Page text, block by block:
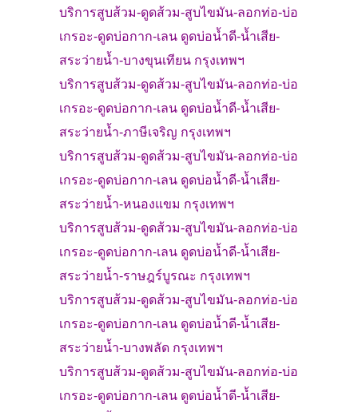
บริการสูบส้วม-ดูดส้วม-สูบไขมัน-ลอกท่อ-บ่อ
เกรอะ-ดูดบ่อกาก-เลน ดูดบ่อน้ำดี-น้ำเสีย-
สระว่ายน้ำ-บางขุนเทียน กรุงเทพฯ
บริการสูบส้วม-ดูดส้วม-สูบไขมัน-ลอกท่อ-บ่อ
เกรอะ-ดูดบ่อกาก-เลน ดูดบ่อน้ำดี-น้ำเสีย-
สระว่ายน้ำ-ภาษีเจริญ กรุงเทพฯ
บริการสูบส้วม-ดูดส้วม-สูบไขมัน-ลอกท่อ-บ่อ
เกรอะ-ดูดบ่อกาก-เลน ดูดบ่อน้ำดี-น้ำเสีย-
สระว่ายน้ำ-หนองแขม กรุงเทพฯ
บริการสูบส้วม-ดูดส้วม-สูบไขมัน-ลอกท่อ-บ่อ
เกรอะ-ดูดบ่อกาก-เลน ดูดบ่อน้ำดี-น้ำเสีย-
สระว่ายน้ำ-ราษฎร์บูรณะ กรุงเทพฯ
บริการสูบส้วม-ดูดส้วม-สูบไขมัน-ลอกท่อ-บ่อ
เกรอะ-ดูดบ่อกาก-เลน ดูดบ่อน้ำดี-น้ำเสีย-
สระว่ายน้ำ-บางพลัด กรุงเทพฯ
บริการสูบส้วม-ดูดส้วม-สูบไขมัน-ลอกท่อ-บ่อ
เกรอะ-ดูดบ่อกาก-เลน ดูดบ่อน้ำดี-น้ำเสีย-